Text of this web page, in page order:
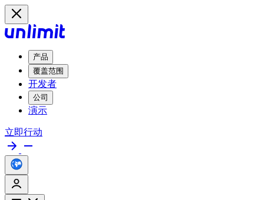
产品
覆盖范围
开发者
公司
演示
立即行动